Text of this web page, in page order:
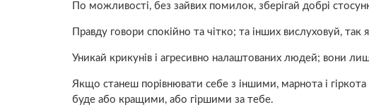
По можливості, без зайвих помилок, зберігай добрі
Правду говори спокійно та чітко; та інших вислуховуй,
Уникай крикунів і агресивно налаштованих людей; вони
Якщо станеш порівнювати себе з іншими, марнота і
буде або кращими, або гіршими за тебе.